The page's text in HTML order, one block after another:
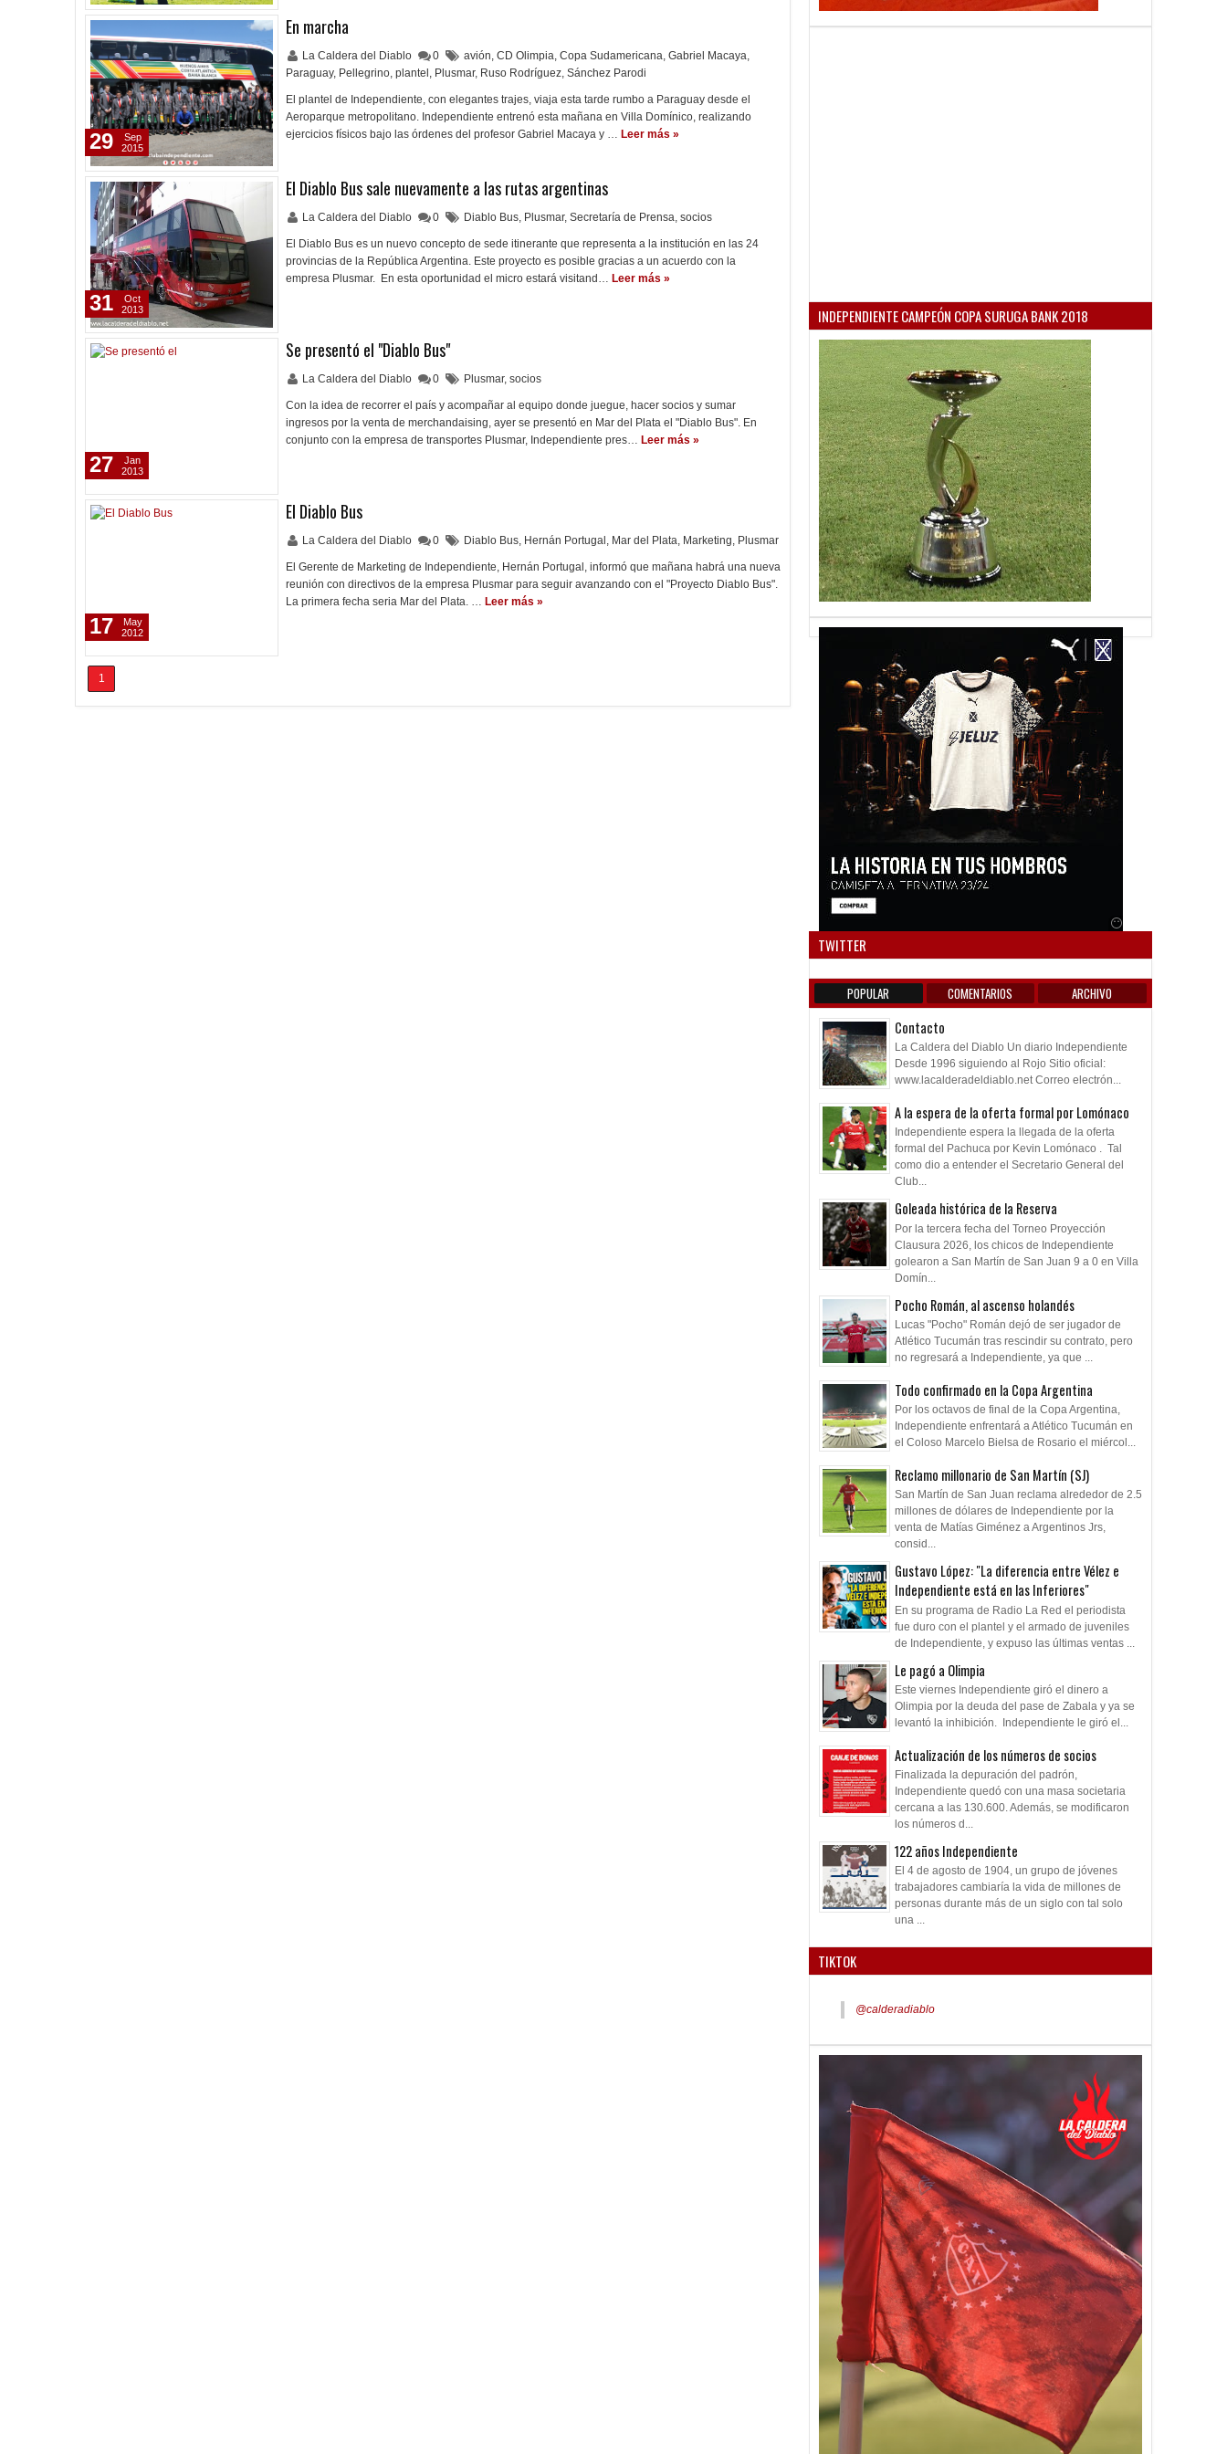
En marcha
La Caldera del Diablo 0 avión, CD Olimpia, Copa Sudamericana, Gabriel Macaya,
Paraguay, Pellegrino, plantel , Plusmar, Ruso Rodríguez, Sánchez Parodi
El plantel de Independiente, con elegantes trajes, viaja esta tarde rumbo a Paraguay desde el
Aeroparque metropolitano. Independiente entrenó esta mañana en Villa Domínico, realizando
ejercicios físicos bajo las órdenes del profesor Gabriel Macaya y … Leer más »
29
Sep
2015
El Diablo Bus sale nuevamente a las rutas argentinas
La Caldera del Diablo 0 Diablo Bus, Plusmar, Secretaría de Prensa, socios
El Diablo Bus es un nuevo concepto de sede itinerante que representa a la institución en las 24
provincias de la República Argentina. Este proyecto es posible gracias a un acuerdo con la
empresa Plusmar. En esta oportunidad el micro estará visitand… Leer más »
31
Oct
2013
Se presentó el "Diablo Bus"
La Caldera del Diablo 0 Plusmar, socios
Con la idea de recorrer el país y acompañar al equipo donde juegue, hacer socios y sumar
ingresos por la venta de merchandaising, ayer se presentó en Mar del Plata el "Diablo Bus". En
conjunto con la empresa de transportes Plusmar, Independiente pres… Leer más »
27
Jan
2013
El Diablo Bus
La Caldera del Diablo 0 Diablo Bus, Hernán Portugal , Mar del Plata, Marketing, Plusmar
El Gerente de Marketing de Independiente, Hernán Portugal, informó que mañana habrá una nueva
reunión con directivos de la empresa Plusmar para seguir avanzando con el "Proyecto Diablo Bus".
La primera fecha seria Mar del Plata. … Leer más »
17
May
2012
1
INDEPENDIENTE CAMPEÓN COPA SURUGA BANK 2018
TWITTER
POPULAR COMENTARIOS ARCHIVO
Contacto
La Caldera del Diablo Un diario Independiente
Desde 1996 siguiendo al Rojo Sitio oficial:
www.lacalderadeldiablo.net Correo electrón...
A la espera de la oferta formal por Lomónaco
Independiente espera la llegada de la oferta
formal del Pachuca por Kevin Lomónaco . Tal
como dio a entender el Secretario General del
Club...
Goleada histórica de la Reserva
Por la tercera fecha del Torneo Proyección
Clausura 2026, los chicos de Independiente
golearon a San Martín de San Juan 9 a 0 en Villa
Domín...
Pocho Román, al ascenso holandés
Lucas "Pocho" Román dejó de ser jugador de
Atlético Tucumán tras rescindir su contrato, pero
no regresará a Independiente, ya que ...
Todo confirmado en la Copa Argentina
Por los octavos de final de la Copa Argentina,
Independiente enfrentará a Atlético Tucumán en
el Coloso Marcelo Bielsa de Rosario el miércol...
Reclamo millonario de San Martín (SJ)
San Martín de San Juan reclama alrededor de 2.5
millones de dólares de Independiente por la
venta de Matías Giménez a Argentinos Jrs,
consid...
Gustavo López: "La diferencia entre Vélez e
Independiente está en las Inferiores"
En su programa de Radio La Red el periodista
fue duro con el plantel y el armado de juveniles
de Independiente, y expuso las últimas ventas ...
Le pagó a Olimpia
Este viernes Independiente giró el dinero a
Olimpia por la deuda del pase de Zabala y ya se
levantó la inhibición. Independiente le giró el...
Actualización de los números de socios
Finalizada la depuración del padrón,
Independiente quedó con una masa societaria
cercana a las 130.600. Además, se modificaron
los números d...
122 años Independiente
El 4 de agosto de 1904, un grupo de jóvenes
trabajadores cambiaría la vida de millones de
personas durante más de un siglo con tal solo
una ...
TIKTOK
@calderadiablo